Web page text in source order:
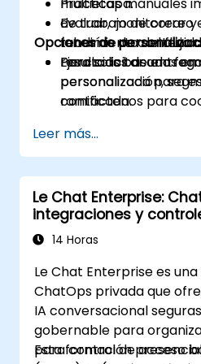
Evaluar, monitorear
rendimiento del flujo
resultados de
de trabajo de correo
tuberías de
Ejercicios basados
personalización,
ramificada.
Opciones de
Para solicitar una
personalizada para
contáctenos para
Leer más...
Le Chat Enterprise:
integraciones y
administración
14 Horas
Le Chat Enterprise es
ChatOps privada que
IA conversacional
gobernable para
para control de acceso
Esta formación